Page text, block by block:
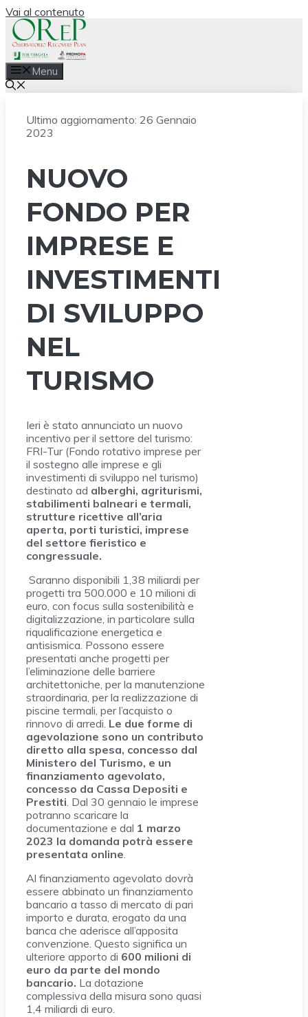
Vai al contenuto
Menu
Ultimo aggiornamento: 26 Gennaio
2023
NUOVO
FONDO PER
IMPRESE E
INVESTIMENTI
DI SVILUPPO
NEL
TURISMO
Ieri è stato annunciato un nuovo
incentivo per il settore del turismo:
FRI-Tur (Fondo rotativo imprese per
il sostegno alle imprese e gli
investimenti di sviluppo nel turismo)
destinato ad alberghi, agriturismi,
stabilimenti balneari e termali,
strutture ricettive all’aria
aperta, porti turistici, imprese
del settore fieristico e
congressuale.
Saranno disponibili 1,38 miliardi per
progetti tra 500.000 e 10 milioni di
euro, con focus sulla sostenibilità e
digitalizzazione, in particolare sulla
riqualificazione energetica e
antisismica. Possono essere
presentati anche progetti per
l’eliminazione delle barriere
architettoniche, per la manutenzione
straordinaria, per la realizzazione di
piscine termali, per l’acquisto o
rinnovo di arredi. Le due forme di
agevolazione sono un contributo
diretto alla spesa, concesso dal
Ministero del Turismo, e un
finanziamento agevolato,
concesso da Cassa Depositi e
Prestiti. Dal 30 gennaio le imprese
potranno scaricare la
documentazione e dal 1 marzo
2023 la domanda potrà essere
presentata online.
Al finanziamento agevolato dovrà
essere abbinato un finanziamento
bancario a tasso di mercato di pari
importo e durata, erogato da una
banca che aderisce all’apposita
convenzione. Questo significa un
ulteriore apporto di 600 milioni di
euro da parte del mondo
bancario. La dotazione
complessiva della misura sono quasi
1,4 miliardi di euro.